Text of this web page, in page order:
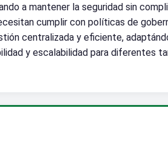
a mantener la seguridad sin
cumplir con políticas de
centralizada y eficiente,
y escalabilidad para diferentes